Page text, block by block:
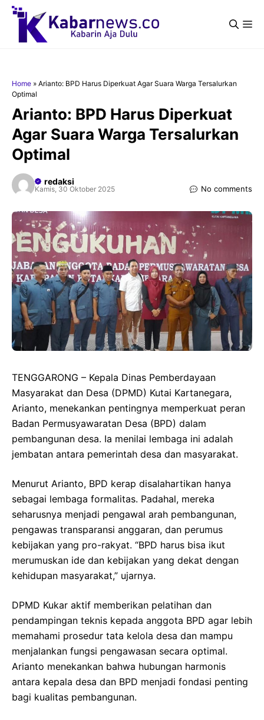
Langsung
Home » Arianto: BPD Harus Diperkuat Agar Suara Warga Tersalurkan
Optimal
Arianto: BPD Harus Diperkuat
Agar Suara Warga Tersalurkan
Optimal
redaksi
Kamis, 30 Oktober 2025 No comments
TENGGARONG – Kepala Dinas Pemberdayaan
Masyarakat dan Desa (DPMD) Kutai Kartanegara,
Arianto, menekankan pentingnya memperkuat peran
Badan Permusyawaratan Desa (BPD) dalam
pembangunan desa. Ia menilai lembaga ini adalah
jembatan antara pemerintah desa dan masyarakat.
Menurut Arianto, BPD kerap disalahartikan hanya
sebagai lembaga formalitas. Padahal, mereka
seharusnya menjadi pengawal arah pembangunan,
pengawas transparansi anggaran, dan perumus
kebijakan yang pro-rakyat. “BPD harus bisa ikut
merumuskan ide dan kebijakan yang dekat dengan
kehidupan masyarakat,” ujarnya.
DPMD Kukar aktif memberikan pelatihan dan
pendampingan teknis kepada anggota BPD agar lebih
memahami prosedur tata kelola desa dan mampu
menjalankan fungsi pengawasan secara optimal.
Arianto menekankan bahwa hubungan harmonis
antara kepala desa dan BPD menjadi fondasi penting
bagi kualitas pembangunan.